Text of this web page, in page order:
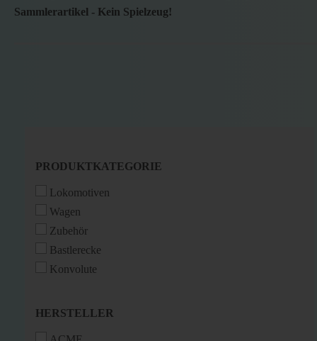
Sammlerartikel - Kein Spielzeug!
PRODUKTKATEGORIE
PRODUKTKATEGORIE
Lokomotiven
Wagen
Zubehör
Bastlerecke
Konvolute
HERSTELLER
HERSTELLER